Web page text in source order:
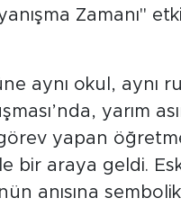
Zamanı"
aynı okul, aynı
yarım
yapan
bir araya geldi.
anısına